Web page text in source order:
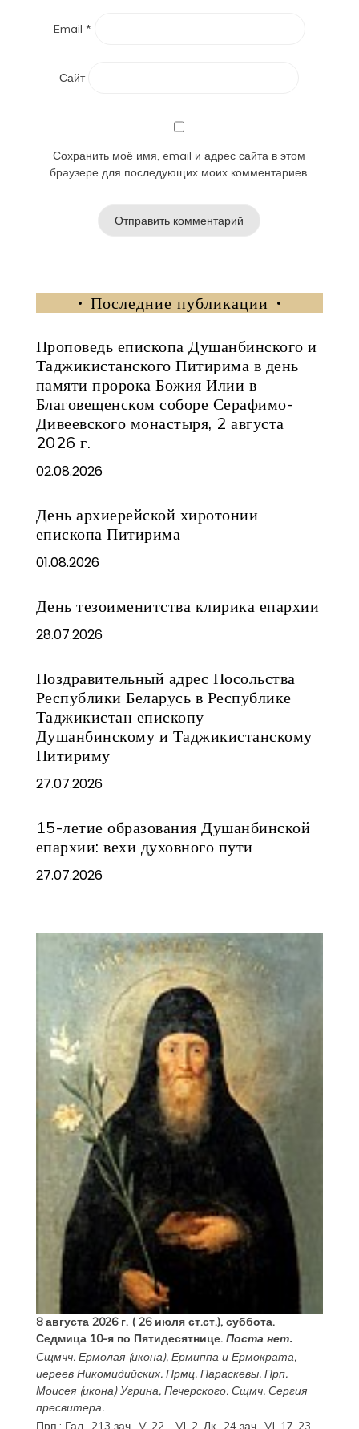
Email *
Сайт
Сохранить моё имя, email и адрес сайта в этом
браузере для последующих моих комментариев.
Последние публикации
Проповедь епископа Душанбинского и
Таджикистанского Питирима в день
памяти пророка Божия Илии в
Благовещенском соборе Серафимо-
Дивеевского монастыря, 2 августа
2026 г.
02.08.2026
День архиерейской хиротонии
епископа Питирима
01.08.2026
День тезоименитства клирика епархии
28.07.2026
Поздравительный адрес Посольства
Республики Беларусь в Республике
Таджикистан епископу
Душанбинскому и Таджикистанскому
Питириму
27.07.2026
15-летие образования Душанбинской
епархии: вехи духовного пути
27.07.2026
8 августа 2026 г. ( 26 июля ст.ст.), суббота.
Седмица 10-я по Пятидесятнице. Поста нет.
Сщмчч. Ермолая(икона), Ермиппаи Ермократа,
иереев Никомидийских. Прмц. Параскевы. Прп.
Моисея(икона) Угрина, Печерского. Сщмч. Сергия
пресвитера.
Прп.: Гал., 213 зач., V, 22 - VI, 2. Лк., 24 зач., VI, 17-23